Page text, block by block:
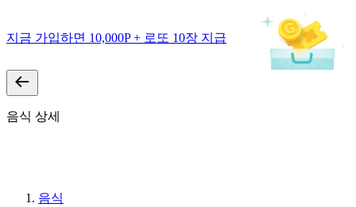
지금 가입하면 10,000P + 로또 10장 지급
음식 상세
음식